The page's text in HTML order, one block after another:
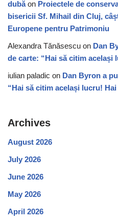
dubăon Proiectele de
bisericii Sf. Mihail din Cluj,
Europene pentru Patrimoniu
Alexandra Tănăsescu on Dan
de carte: “Hai să citim același
iulian paladic on Dan Byron a
“Hai să citim același lucru!
Archives
August 2026
July 2026
June 2026
May 2026
April 2026